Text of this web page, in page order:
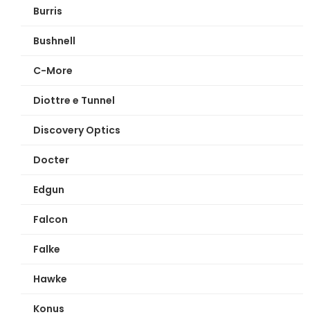
Burris
Bushnell
C-More
Diottre e Tunnel
Discovery Optics
Docter
Edgun
Falcon
Falke
Hawke
Konus